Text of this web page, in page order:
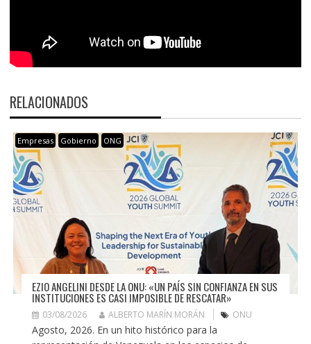
RELACIONADOS
Empresas Gobierno ONG
EZIO ANGELINI DESDE LA ONU: «UN PAÍS SIN CONFIANZA EN SUS
INSTITUCIONES ES CASI IMPOSIBLE DE RESCATAR»
03/08/2026 ALBERTO MARÍN MORÁN ONU
Agosto, 2026. En un hito histórico para la